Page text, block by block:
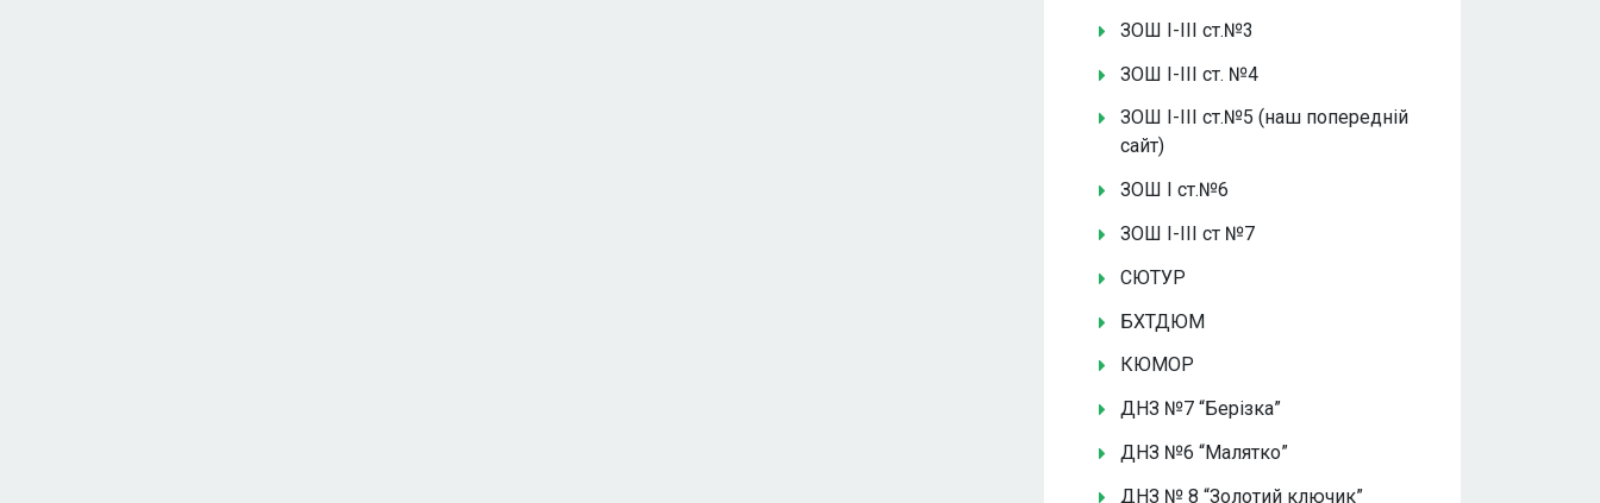
ЗОШ І-ІІІ ст.№3
ЗОШ І-ІІІ ст. №4
ЗОШ І-ІІІ ст.№5 (наш попередній
сайт)
ЗОШ І ст.№6
ЗОШ І-ІІІ ст №7
СЮТУР
БХТДЮМ
КЮМОР
ДНЗ №7 “Берізка”
ДНЗ №6 “Малятко”
ДНЗ № 8 “Золотий ключик”